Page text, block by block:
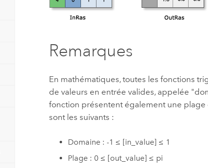
Remarques
En mathématiques, toutes les fonctions
de valeurs en entrée valides, appelée
fonction présentent également une
sont les suivants :
Domaine : -1 ≤ [in_value] ≤ 1
Plage : 0 ≤ [out_value] ≤ pi